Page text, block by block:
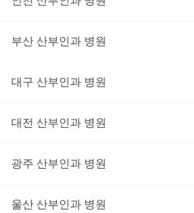
부산 산부인과 병원
대구 산부인과 병원
대전 산부인과 병원
광주 산부인과 병원
울산 산부인과 병원